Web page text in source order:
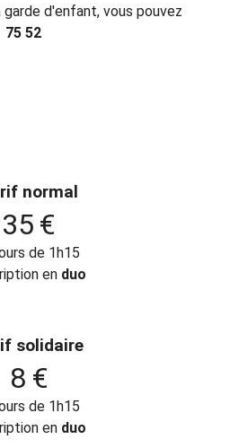
d'enfant, vous pouvez
75 52
normal
35 €
de 1h15
en duo
solidaire
8 €
de 1h15
en duo